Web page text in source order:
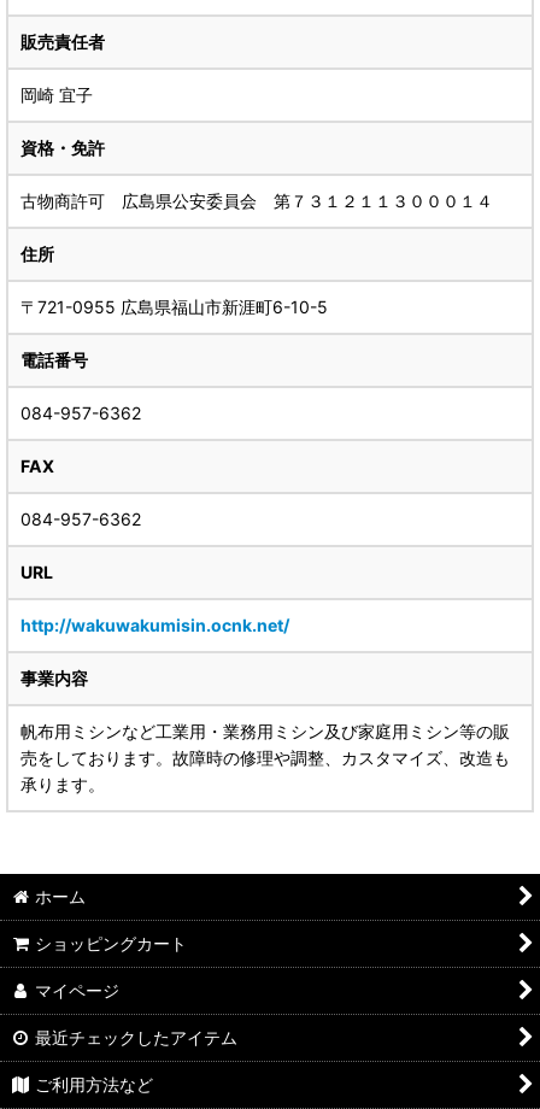
販売責任者
岡崎 宜子
資格・免許
古物商許可 広島県公安委員会 第７３１２１１３０００１４
住所
〒721-0955 広島県福山市新涯町6-10-5
電話番号
084-957-6362
FAX
084-957-6362
URL
http://wakuwakumisin.ocnk.net/
事業内容
帆布用ミシンなど工業用・業務用ミシン及び家庭用ミシン等の販
売をしております。故障時の修理や調整、カスタマイズ、改造も
承ります。
ホーム
ショッピングカート
マイページ
最近チェックしたアイテム
ご利用方法など